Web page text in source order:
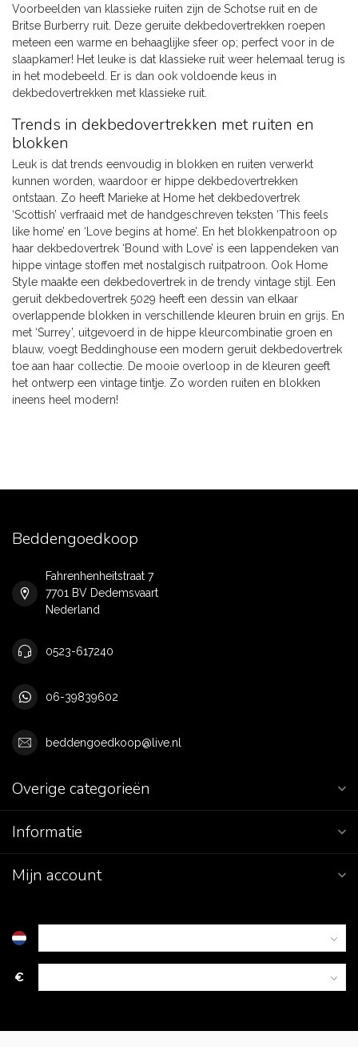
Voorbeelden van klassieke ruiten zijn de Schotse ruit en de
Britse Burberry ruit. Deze geruite dekbedovertrekken roepen
meteen een warme en behaaglijke sfeer op; perfect voor in de
slaapkamer! Het leuke is dat klassieke ruit weer helemaal terug is
in het modebeeld. Er is dan ook voldoende keus in
dekbedovertrekken met klassieke ruit.
Trends in dekbedovertrekken met ruiten en
blokken
Leuk is dat trends eenvoudig in blokken en ruiten verwerkt
kunnen worden, waardoor er hippe dekbedovertrekken
ontstaan. Zo heeft Marieke at Home het dekbedovertrek
‘Scottish’ verfraaid met de handgeschreven teksten ‘This feels
like home’ en ‘Love begins at home’. En het blokkenpatroon op
haar dekbedovertrek ‘Bound with Love’ is een lappendeken van
hippe vintage stoffen met nostalgisch ruitpatroon. Ook Home
Style maakte een dekbedovertrek in de trendy vintage stijl. Een
geruit dekbedovertrek 5029 heeft een dessin van elkaar
overlappende blokken in verschillende kleuren bruin en grijs. En
met ‘Surrey’, uitgevoerd in de hippe kleurcombinatie groen en
blauw, voegt Beddinghouse een modern geruit dekbedovertrek
toe aan haar collectie. De mooie overloop in de kleuren geeft
het ontwerp een vintage tintje. Zo worden ruiten en blokken
ineens heel modern!
Beddengoedkoop
Fahrenhenheitstraat 7
7701 BV Dedemsvaart
Nederland
0523-617240
06-39839602
beddengoedkoop@live.nl
Overige categorieën
Informatie
Mijn account
€